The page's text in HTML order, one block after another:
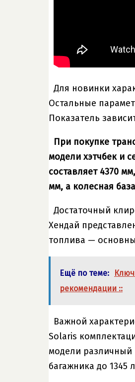
Для новинки
Остальные
Показатель
При покупке
модели хэтчбек и
составляет 4370
мм, а колесная
Достаточный
Хендай
топлива —
Ещё по теме:
рекомендации ::
Важной
Solaris
модели различный
багажника до